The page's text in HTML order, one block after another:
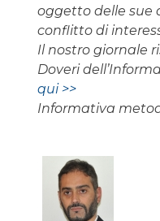
oggetto delle sue
conflitto di
Il nostro giornale
Doveri
qui >>
Informativa